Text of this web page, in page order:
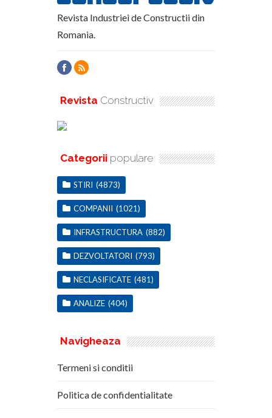
Revista Industriei de Constructii din
Romania.
Revista Constructiv
Categorii populare
STIRI (4873)
COMPANII (1021)
INFRASTRUCTURA (882)
DEZVOLTATORI (793)
NECLASIFICATE (481)
ANALIZE (404)
Navigheaza
Termeni si conditii
Politica de confidentialitate